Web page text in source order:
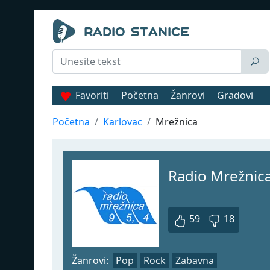
Favoriti Početna Žanrovi
Gradovi
Početna
Karlovac Mrežnica
Radio
59 18
Žanrovi: Pop Rock Zabavna